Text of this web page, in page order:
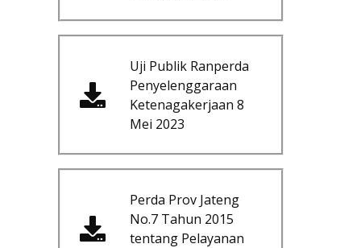
Uji Publik Ranperda
Penyelenggaraan
Ketenagakerjaan 8
Mei 2023
Perda Prov Jateng
No.7 Tahun 2015
tentang Pelayanan